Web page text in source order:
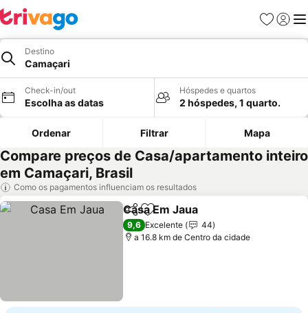
Favoritos
Iniciar
Destino
Camaçari
Check-in/out
Escolha as datas
Hóspedes e quartos
2 hóspedes, 1 quarto.
Ordenar Filtrar Mapa
Compare preços de Casa/apartamento inteiro
em Camaçari, Brasil
Como os pagamentos influenciam os resultados
PartilharAdicionar aos favoritos
Casa Em Jaua
9,6 Excelente
44
a 16.8 km de Centro da cidade